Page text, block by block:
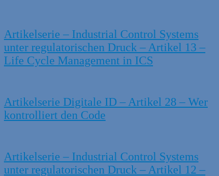
Artikelserie – Industrial Control Systems
unter regulatorischen Druck – Artikel 13 –
Life Cycle Management in ICS
Artikelserie Digitale ID – Artikel 28 – Wer
kontrolliert den Code
Artikelserie – Industrial Control Systems
unter regulatorischen Druck – Artikel 12 –